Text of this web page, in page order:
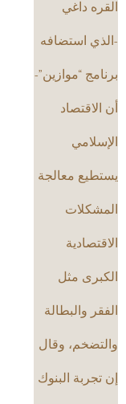
القره داغي
-الذي استضافه
برنامج “موازين”-
أن الاقتصاد
الإسلامي
يستطيع معالجة
المشكلات
الاقتصادية
الكبرى مثل
الفقر والبطالة
والتضخم، وقال
إن تجربة البنوك